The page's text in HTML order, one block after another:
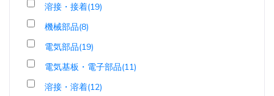
溶接・接着(19)
機械部品(8)
電気部品(19)
電気基板・電子部品(11)
溶接・溶着(12)